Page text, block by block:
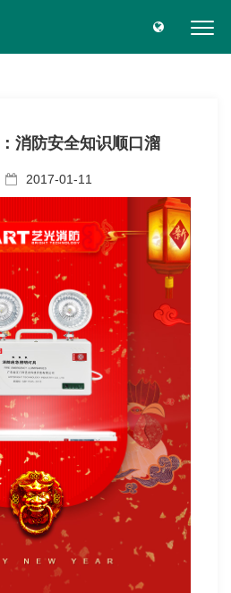
消防安全知识顺口溜
2017-01-11